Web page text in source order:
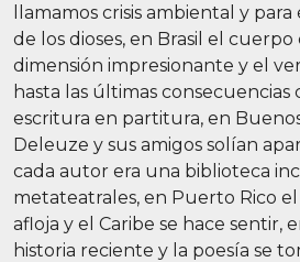
llamamos crisis ambiental y
de los dioses, en Brasil el
dimensión impresionante y el
hasta las últimas
escritura en partitura, en
Deleuze y sus amigos solían
cada autor era una biblioteca
metateatrales, en Puerto Rico
afloja y el Caribe se hace sentir,
historia reciente y la poesía se